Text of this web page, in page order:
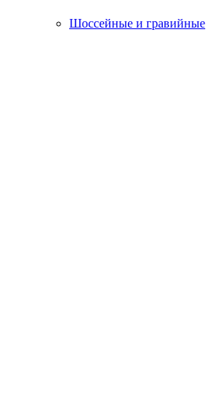
Шоссейные и гравийные